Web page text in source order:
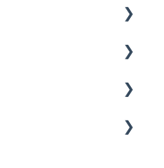
管理者編
理者編
ョン